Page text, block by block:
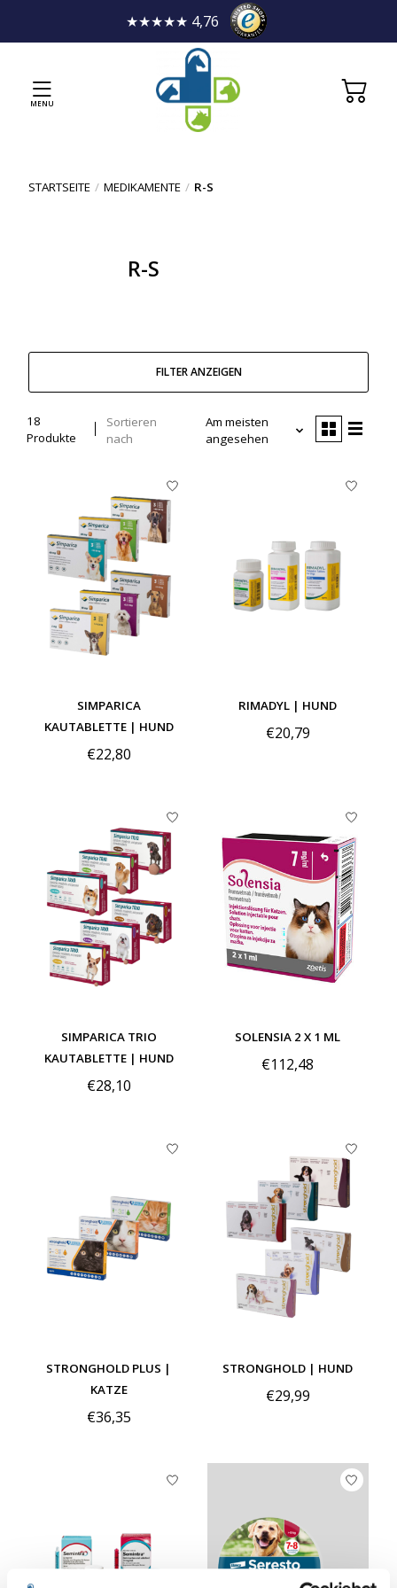
★★★★★ 4,76
MENU
STARTSEITE / MEDIKAMENTE / R-S
R-S
FILTER ANZEIGEN
18
Produkte
Sortieren
nach
Am meisten
angesehen
SIMPARICA
KAUTABLETTE | HUND
€22,80
RIMADYL | HUND
€20,79
SIMPARICA TRIO
KAUTABLETTE | HUND
€28,10
SOLENSIA 2 X 1 ML
€112,48
STRONGHOLD PLUS |
KATZE
€36,35
STRONGHOLD | HUND
€29,99